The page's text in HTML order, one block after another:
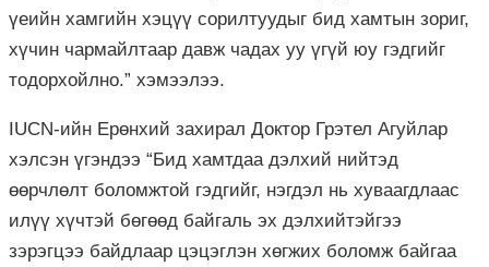
үеийн хамгийн хэцүү сорилтуудыг бид хамтын зориг,
хүчин чармайлтаар давж чадах уу үгүй юу гэдгийг
тодорхойлно.” хэмээлээ.
IUCN-ийн Ерөнхий захирал Доктор Грэтел Агуйлар
хэлсэн үгэндээ “Бид хамтдаа дэлхий нийтэд
өөрчлөлт боломжтой гэдгийг, нэгдэл нь хуваагдлаас
илүү хүчтэй бөгөөд байгаль эх дэлхийтэйгээ
зэрэгцээ байдлаар цэцэглэн хөгжих боломж байгаа